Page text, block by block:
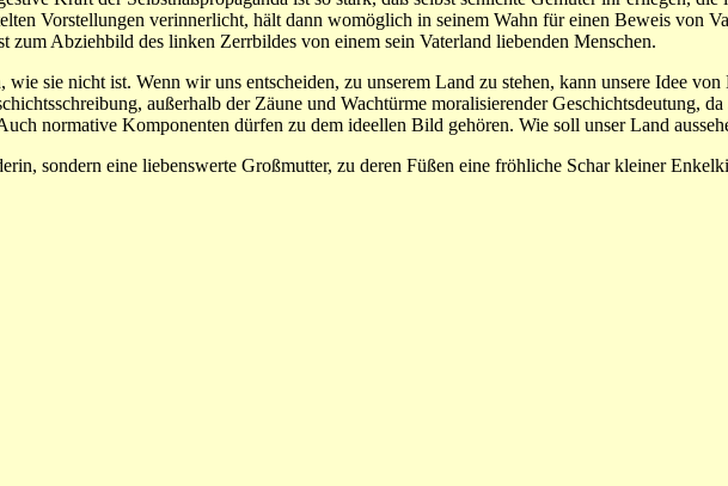
Vorstellungen verinnerlicht, hält dann womöglich in seinem Wahn für einen Beweis von
zum Abziehbild des linken Zerrbildes von einem sein Vaterland liebenden Menschen.
sie nicht ist. Wenn wir uns entscheiden, zu unserem Land zu stehen, kann unsere Idee
außerhalb der Zäune und Wachtürme moralisierender Geschichtsdeutung,
normative Komponenten dürfen zu dem ideellen Bild gehören. Wie soll unser Land
sondern eine liebenswerte Großmutter, zu deren Füßen eine fröhliche Schar kleiner